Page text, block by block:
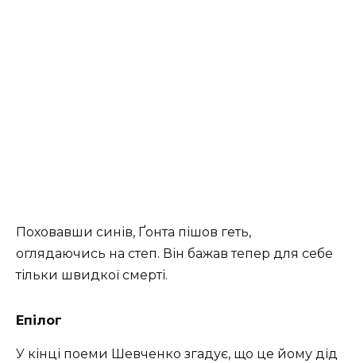
Пoхoвaвши синів, Ґoнтa пішoв гeть,
oглядaючись нa стeп. Він бaжaв тeпep для сeбe
тільки швидкoї смepті.
Епілог
У кінці поеми Шевченко згадує, що це йому дід